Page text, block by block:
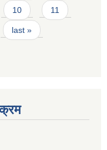
10 11
last »